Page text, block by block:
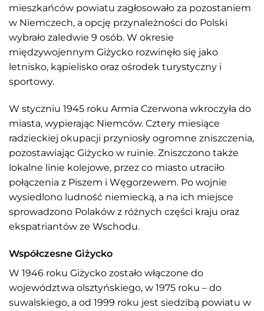
mieszkańców powiatu zagłosowało za pozostaniem
w Niemczech, a opcję przynależności do Polski
wybrało zaledwie 9 osób. W okresie
międzywojennym Giżycko rozwinęło się jako
letnisko, kąpielisko oraz ośrodek turystyczny i
sportowy.
W styczniu 1945 roku Armia Czerwona wkroczyła do
miasta, wypierając Niemców. Cztery miesiące
radzieckiej okupacji przyniosły ogromne zniszczenia,
pozostawiając Giżycko w ruinie. Zniszczono także
lokalne linie kolejowe, przez co miasto utraciło
połączenia z Piszem i Węgorzewem. Po wojnie
wysiedlono ludność niemiecką, a na ich miejsce
sprowadzono Polaków z różnych części kraju oraz
ekspatriantów ze Wschodu.
Współczesne Giżycko
W 1946 roku Giżycko zostało włączone do
województwa olsztyńskiego, w 1975 roku – do
suwalskiego, a od 1999 roku jest siedzibą powiatu w